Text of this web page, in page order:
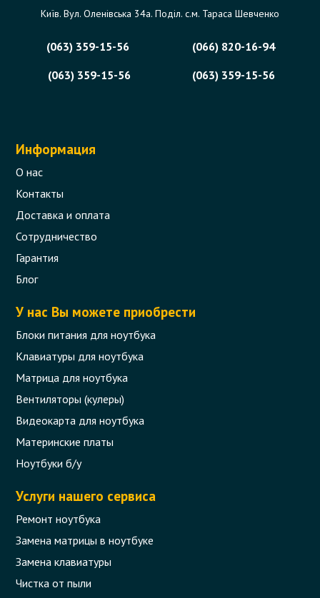
129 грн.
Есть в наличии
Київ. Вул. Оленівська 34а. Поділ. с.м. Тараса Шевченко
(063) 359-15-56
(066) 820-16-94
(063) 359-15-56
(063) 359-15-56
Информация
О нас
Контакты
Доставка и оплата
Сотрудничество
Гарантия
Блог
У нас Вы можете приобрести
Блоки питания для ноутбука
Клавиатуры для ноутбука
Матрица для ноутбука
Вентиляторы (кулеры)
Видеокарта для ноутбука
Материнские платы
Ноутбуки б/у
Услуги нашего сервиса
Ремонт ноутбука
Замена матрицы в ноутбуке
Замена клавиатуры
Чистка от пыли